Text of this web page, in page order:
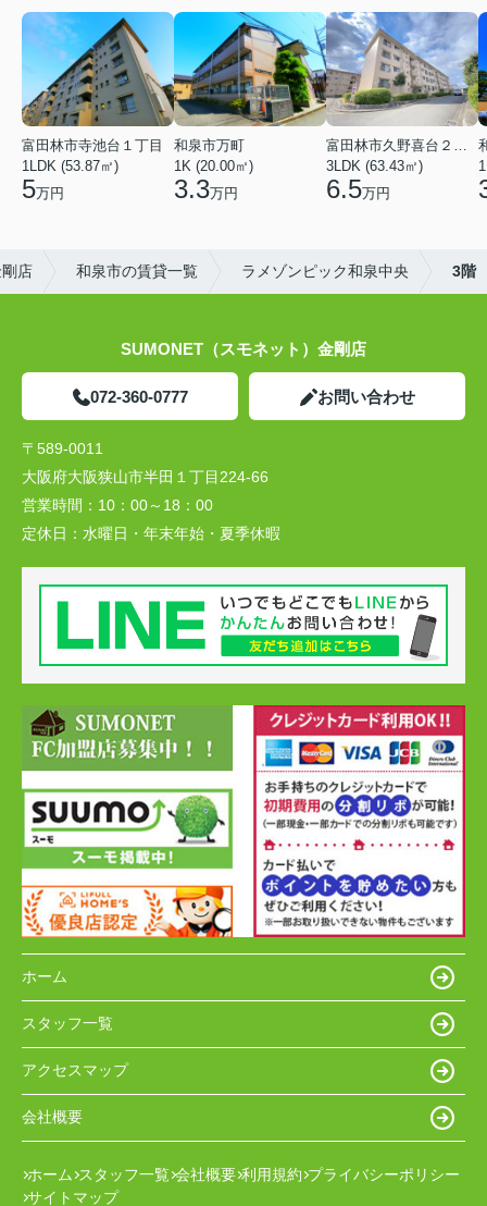
富田林市寺池台１丁目
1LDK (53.87㎡)
5万円
和泉市万町
1K (20.00㎡)
3.3万円
3LDK (63.43㎡)
6.5万円
店 和泉市の賃貸一覧 ラメゾンピック和泉中央 3階
SUMONET（スモネット）金剛店
072-360-0777 お問い合わせ
〒589-0011
大阪府大阪狭山市半田１丁目224-66
営業時間： 10：00～18：00
定休日： 水曜日・年末年始・夏季休暇
ホーム
スタッフ一覧
アクセスマップ
会社概要
ホーム スタッフ一覧 会社概要 利用規約 プライバシーポリシー
サイトマップ